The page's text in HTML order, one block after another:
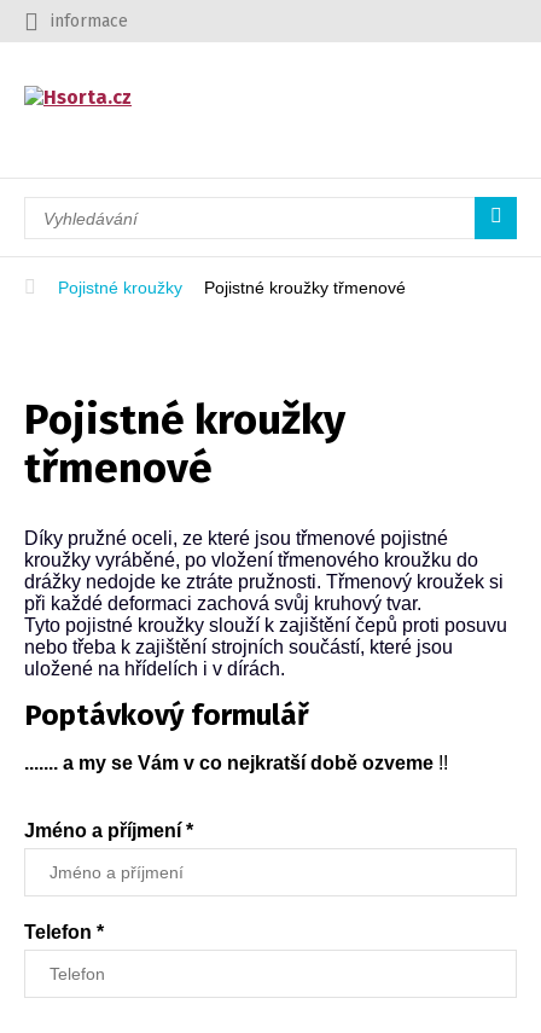
informace
Pojistné kroužky Pojistné kroužky třmenové
Pojistné kroužky
třmenové
Díky pružné oceli, ze které jsou třmenové pojistné
kroužky vyráběné, po vložení třmenového kroužku do
drážky nedojde ke ztráte pružnosti. Třmenový kroužek si
při každé deformaci zachová svůj kruhový tvar.
Tyto pojistné kroužky slouží k zajištění čepů proti posuvu
nebo třeba k zajištění strojních součástí, které jsou
uložené na hřídelích i v dírách.
Poptávkový formulář
....... a my se Vám v co nejkratší době ozveme !!
Jméno a příjmení *
Telefon *